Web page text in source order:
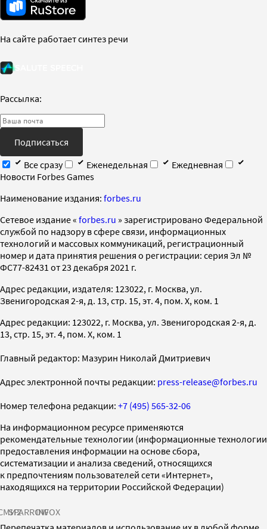
На сайте работает синтез речи
Рассылка:
Подписаться
Все сразу
Еженедельная
Ежедневная
Новости Forbes Games
Наименование издания: forbes.ru
Cетевое издание « forbes.ru » зарегистрировано Федеральной
службой по надзору в сфере связи, информационных
технологий и массовых коммуникаций, регистрационный
номер и дата принятия решения о регистрации: серия Эл №
ФС77-82431 от 23 декабря 2021 г.
Адрес редакции, издателя: 123022, г. Москва, ул.
Звенигородская 2-я, д. 13, стр. 15, эт. 4, пом. X, ком. 1
Адрес редакции: 123022, г. Москва, ул. Звенигородская 2-я, д.
13, стр. 15, эт. 4, пом. X, ком. 1
Главный редактор: Мазурин Николай Дмитриевич
Адрес электронной почты редакции: press-release@forbes.ru
Номер телефона редакции: +7 (495) 565-32-06
На информационном ресурсе применяются
рекомендательные технологии (информационные технологии
предоставления информации на основе сбора,
систематизации и анализа сведений, относящихся
к предпочтениям пользователей сети «Интернет»,
находящихся на территории Российской Федерации)
SPARROWINFOX